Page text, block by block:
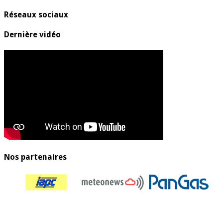
Réseaux sociaux
Dernière vidéo
Nos partenaires